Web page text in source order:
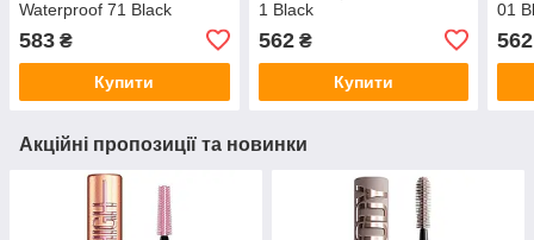
Waterproof 71 Black
583 ₴
Купити
1 Black
562₴
Купити
01
562
Акційні пропозиції та новинки